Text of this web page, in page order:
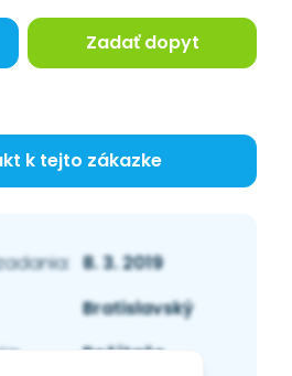
Zadať dopyt
k tejto zákazke
8. 3. 2019
Bratislavský
Počítače